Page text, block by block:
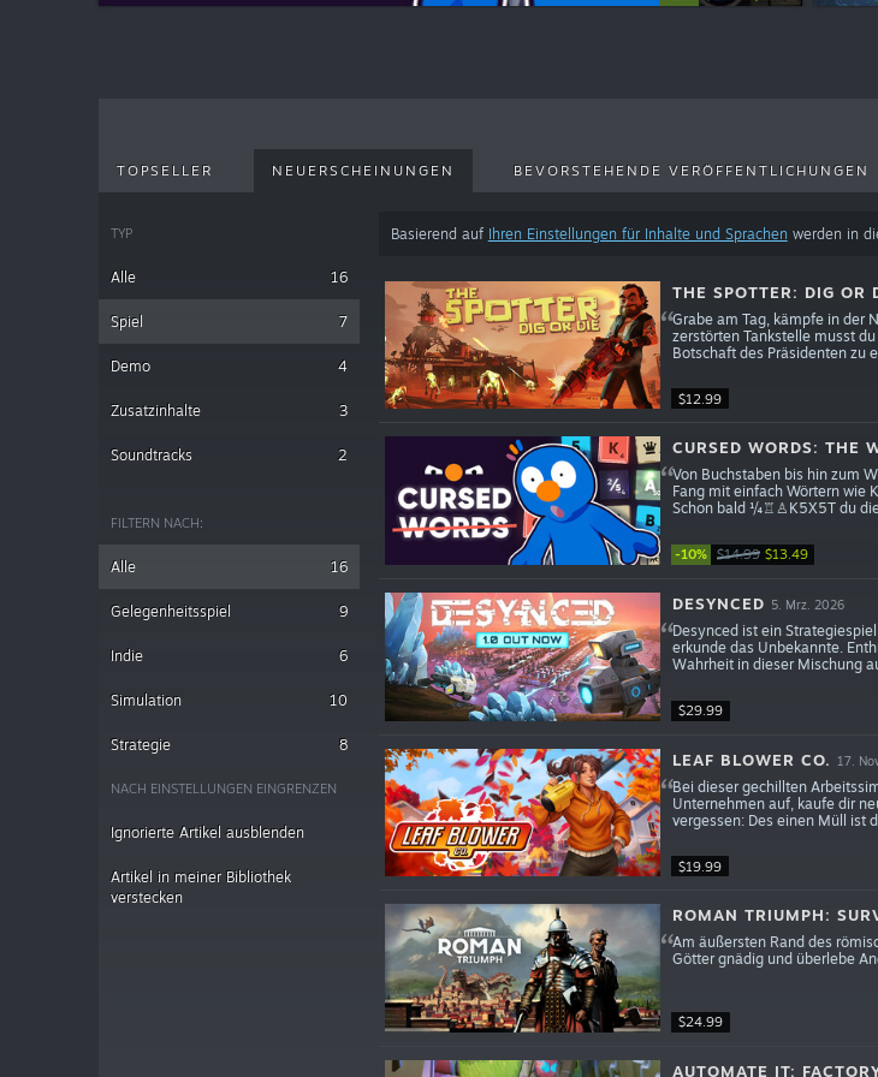
TOPSELLER NEUERSCHEINUNGEN BEVORSTEHENDE VERÖFFENTLICHUNGEN
TYP
Alle 16
Spiel 7
Demo 4
Zusatzinhalte 3
Soundtracks 2
FILTERN NACH:
Alle 16
Gelegenheitsspiel 9
Indie 6
Simulation 10
Strategie 8
NACH EINSTELLUNGEN EINGRENZEN
Ignorierte Artikel ausblenden
Artikel in meiner Bibliothek
verstecken
Basierend auf Ihren Einstellungen für Inhalte und Sprachen werden in
$12.99
THE SPOTTER: DIG OR
Grabe am Tag, kämpfe in der
zerstörten Tankstelle musst
Botschaft des Präsidenten zu
-10% $14.99 $13.49
CURSED WORDS: THE
Von Buchstaben bis hin zum
Fang mit einfach Wörtern wie
Schon bald ¼♖♙K5X5T du
$29.99
DESYNCED 5. Mrz. 2026
Desynced ist ein
erkunde das Unbekannte.
Wahrheit in dieser Mischung
$19.99
LEAF BLOWER CO. 17.
Bei dieser gechillten
Unternehmen auf, kaufe dir
vergessen: Des einen Müll ist
$24.99
ROMAN TRIUMPH:
Am äußersten Rand des
Götter gnädig und überlebe
AUTOMATE IT: